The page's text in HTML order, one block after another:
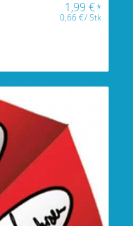
1,99€*
0,66€/Stk